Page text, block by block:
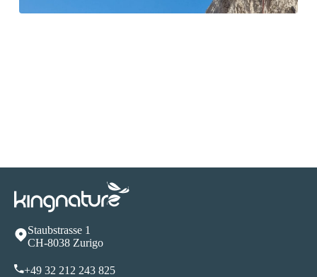
Staubstrasse 1
CH-8038 Zurigo
+49 32 212 243 825